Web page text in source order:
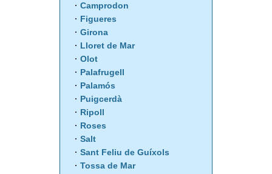
Camprodon
Figueres
Girona
Lloret de Mar
Olot
Palafrugell
Palamós
Puigcerdà
Ripoll
Roses
Salt
Sant Feliu de Guíxols
Tossa de Mar